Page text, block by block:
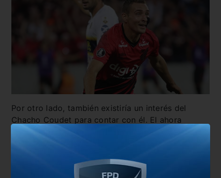
Por otro lado, también existiría un interés del
Chacho Coudet para contar con él. El ahora
entrenador de Racing desembarcaría en el
Inter de
También te puede interesar